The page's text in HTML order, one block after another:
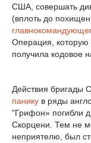
США, совершать
(вплоть до
Операция, которую
получила кодовое
Действия бригады
панику в ряды
"Грифон» погибли
Скорцени. Тем не
неприятелю, был